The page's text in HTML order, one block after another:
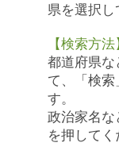
県を選択し
【検索方法
都道府県な
て、「検索
す。
政治家名な
を押してく